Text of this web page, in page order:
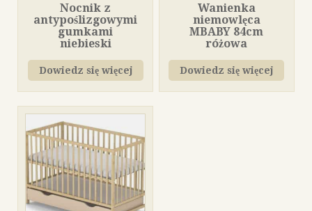
Nocnik z
antypoślizgowymi
gumkami
niebieski
Dowiedz się więcej
Wanienka
niemowlęca
MBABY 84cm
różowa
Dowiedz się więcej